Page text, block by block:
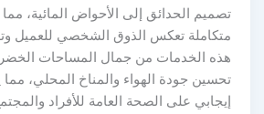
تصميم الحدائق إلى الأحواض المائية،
متكاملة تعكس الذوق الشخصي للعميل
هذه الخدمات من جمال المساحات
تحسين جودة الهواء والمناخ المحلي،
إيجابي على الصحة العامة للأفراد